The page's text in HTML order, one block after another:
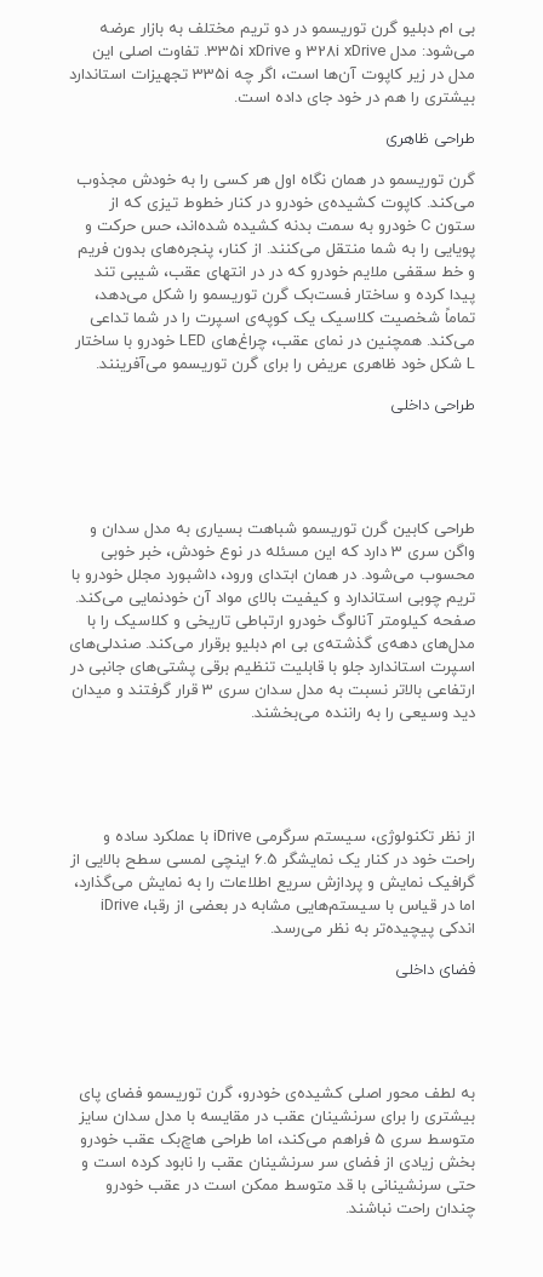
بی ام دبلیو گرن توریسمو در دو تریم مختلف به بازار عرضه
می‌شود: مدل 328i xDrive و 335i xDrive. تفاوت اصلی این
مدل در زیر کاپوت آن‌ها است، اگر چه 335i تجهیزات استاندارد
بیشتری را هم در خود جای داده است.
طراحی ظاهری
گرن توریسمو در همان نگاه اول هر کسی را به خودش مجذوب
می‌کند. کاپوت کشیده‌ی خودرو در کنار خطوط تیزی که از
ستون C خودرو به سمت بدنه کشیده شده‌اند، حس حرکت و
پویایی را به شما منتقل می‌کنند. از کنار، پنجره‌های بدون فریم
و خط سقفی ملایم خودرو که در در انتهای عقب، شیبی تند
پیدا کرده و ساختار فست‌بک گرن توریسمو را شکل می‌دهد،
تماماً شخصیت کلاسیک یک کوپه‌ی اسپرت را در شما تداعی
می‌کند. همچنین در نمای عقب، چراغ‌های LED خودرو با ساختار
L شکل خود ظاهری عریض را برای گرن توریسمو می‌آفرینند.
طراحی داخلی
طراحی کابین گرن توریسمو شباهت بسیاری به مدل سدان و
واگن سری 3 دارد که این مسئله در نوع خودش، خبر خوبی
محسوب می‌شود. در همان ابتدای ورود، داشبورد مجلل خودرو با
تریم چوبی استاندارد و کیفیت بالای مواد آن خودنمایی می‌کند.
صفحه کیلومتر آنالوگ خودرو ارتباطی تاریخی و کلاسیک را با
مدل‌های دهه‌ی گذشته‌ی بی ام دبلیو برقرار می‌کند. صندلی‌های
اسپرت استاندارد جلو با قابلیت تنظیم برقی پشتی‌های جانبی در
ارتفاعی بالاتر نسبت به مدل سدان سری 3 قرار گرفتند و میدان
دید وسیعی را به راننده می‌بخشند.
از نظر تکنولوژی، سیستم سرگرمی iDrive با عملکرد ساده و
راحت خود در کنار یک نمایشگر 6.5 اینچی لمسی سطح بالایی از
گرافیک نمایش و پردازش سریع اطلاعات را به نمایش می‌گذارد،
اما در قیاس با سیستم‌هایی مشابه در بعضی از رقبا، iDrive
اندکی پیچیده‌تر به نظر می‌رسد.
فضای داخلی
به لطف محور اصلی کشیده‌ی خودرو، گرن توریسمو فضای پای
بیشتری را برای سرنشینان عقب در مقایسه با مدل سدان سایز
متوسط سری 5 فراهم می‌کند، اما طراحی هاچ‌بک عقب خودرو
بخش زیادی از فضای سر سرنشینان عقب را نابود کرده است و
حتی سرنشینانی با قد متوسط ممکن است در عقب خودرو
چندان راحت نباشند.